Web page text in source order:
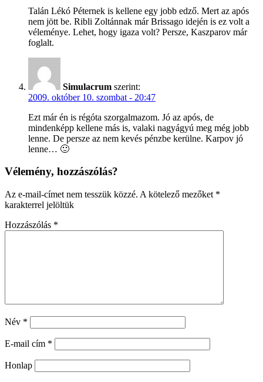
Talán Lékó Péternek is kellene egy jobb edző. Mert az após
nem jött be. Ribli Zoltánnak már Brissago idején is ez volt a
véleménye. Lehet, hogy igaza volt? Persze, Kaszparov már
foglalt.
Simulacrum szerint:
2009. október 10. szombat - 20:47
Ezt már én is régóta szorgalmazom. Jó az após, de
mindenképp kellene más is, valaki nagyágyú meg még jobb
lenne. De persze az nem kevés pénzbe kerülne. Karpov jó
lenne… 🙂
Vélemény, hozzászólás?
Az e-mail-címet nem tesszük közzé. A kötelező mezőket *
karakterrel jelöltük
Hozzászólás *
Név *
E-mail cím *
Honlap